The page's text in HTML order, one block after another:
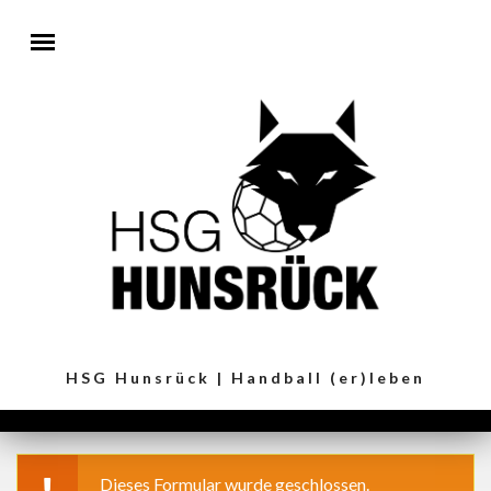
HSG Hunsrück | Handball (er)leben
Dieses Formular wurde geschlossen.